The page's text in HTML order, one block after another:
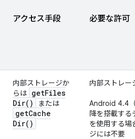
アクセス手段 必要な許可
内部ストレージか
らは getFiles
Dir( ) または
getCache
Dir( )
内部ストレー
Android 4.4
降を搭載する
を使用する場
ジには不要